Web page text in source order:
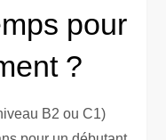
pour
?
B2 ou C1)